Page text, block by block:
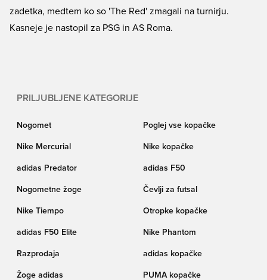
zadetka, medtem ko so 'The Red' zmagali na turnirju.
Kasneje je nastopil za PSG in AS Roma.
PRILJUBLJENE KATEGORIJE
Nogomet Poglej vse kopačke
Nike Mercurial Nike kopačke
adidas Predator adidas F50
Nogometne žoge Čevlji za futsal
Nike Tiempo Otropke kopačke
adidas F50 Elite Nike Phantom
Razprodaja adidas kopačke
Žoge adidas PUMA kopačke